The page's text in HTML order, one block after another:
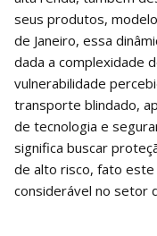
seus produtos,
de Janeiro, essa
dada a complexidade
vulnerabilidade
transporte blindado,
de tecnologia e
significa buscar
de alto risco, fato
considerável no setor